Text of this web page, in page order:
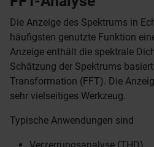
Die Anzeige des Spektrums in
häufigsten genutzte Funktion
Anzeige enthält die spektrale
Schätzung der Spektrums
Transformation (FFT). Die
sehr vielseitiges Werkzeug.
Typische Anwendungen sind